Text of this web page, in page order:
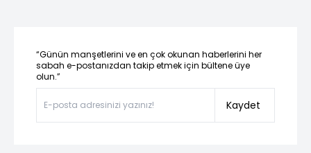
“Günün manşetlerini ve en çok okunan haberlerini her
sabah e-postanızdan takip etmek için bültene üye
olun.”
Kaydet